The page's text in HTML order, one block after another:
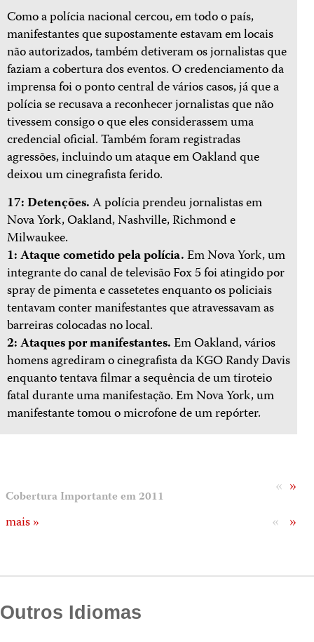
Como a polícia nacional cercou, em todo o país,
manifestantes que supostamente estavam em locais
não autorizados, também detiveram os jornalistas que
faziam a cobertura dos eventos. O credenciamento da
imprensa foi o ponto central de vários casos, já que a
polícia se recusava a reconhecer jornalistas que não
tivessem consigo o que eles considerassem uma
credencial oficial. Também foram registradas
agressões, incluindo um ataque em Oakland que
deixou um cinegrafista ferido.
17: Detenções.A polícia prendeu jornalistas em
Nova York, Oakland, Nashville, Richmond e
Milwaukee.
1: Ataque cometido pela polícia.Em Nova York, um
integrante do canal de televisão Fox 5 foi atingido por
spray de pimenta e cassetetes enquanto os policiais
tentavam conter manifestantes que atravessavam as
barreiras colocadas no local.
2: Ataques por manifestantes.Em Oakland, vários
homens agrediram o cinegrafista da KGO Randy Davis
enquanto tentava filmar a sequência de um tiroteio
fatal durante uma manifestação. Em Nova York, um
manifestante tomou o microfone de um repórter.
»
«
Cobertura Importante em 2011
»
«
mais »
Outros Idiomas